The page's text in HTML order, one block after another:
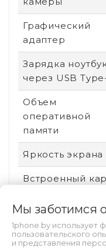
Графический
адаптер
Зарядка
через USB
Объем
оперативной
памяти
Яркость экрана
Встроенный
Оптический
Поддержка
Мы заботимся
1phone.by использует
пользовательского
и представления